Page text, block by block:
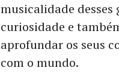
musicalidade
curiosidade e
aprofundar os seus
com o mundo.